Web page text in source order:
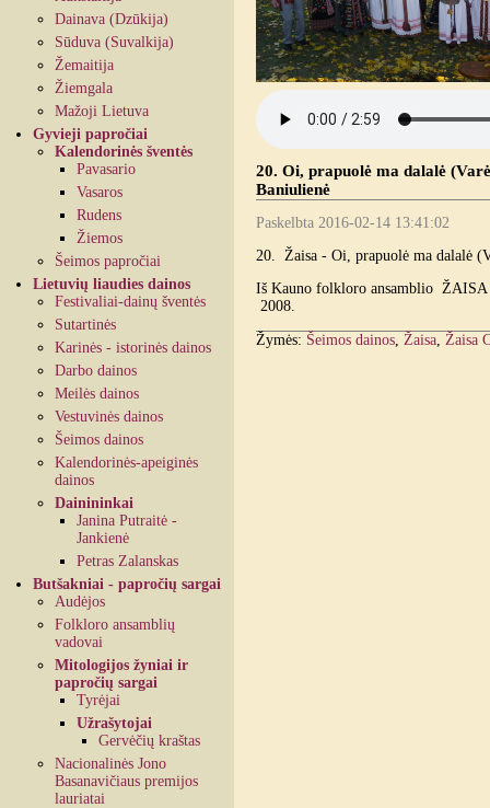
Dainava (Dzūkija)
Sūduva (Suvalkija)
Žemaitija
Žiemgala
Mažoji Lietuva
Gyvieji papročiai
Kalendorinės šventės
Pavasario
Vasaros
Rudens
Žiemos
Šeimos papročiai
Lietuvių liaudies dainos
Festivaliai-dainų šventės
Sutartinės
Karinės - istorinės dainos
Darbo dainos
Meilės dainos
Vestuvinės dainos
Šeimos dainos
Kalendorinės-apeiginės
dainos
Dainininkai
Janina Putraitė -
Jankienė
Petras Zalanskas
Butšakniai - papročių sargai
Audėjos
Folkloro ansamblių
vadovai
Mitologijos žyniai ir
papročių sargai
Tyrėjai
Užrašytojai
Gervėčių kraštas
Nacionalinės Jono
Basanavičiaus premijos
lauriatai
20. Oi, prapuolė ma dalalė
Baniulienė
Paskelbta 2016-02-14 13:41:02
20. Žaisa - Oi, prapuolė ma dalalė
Iš Kauno folkloro ansamblio
2008.
Žymės: Šeimos dainos Žaisa Žaisa